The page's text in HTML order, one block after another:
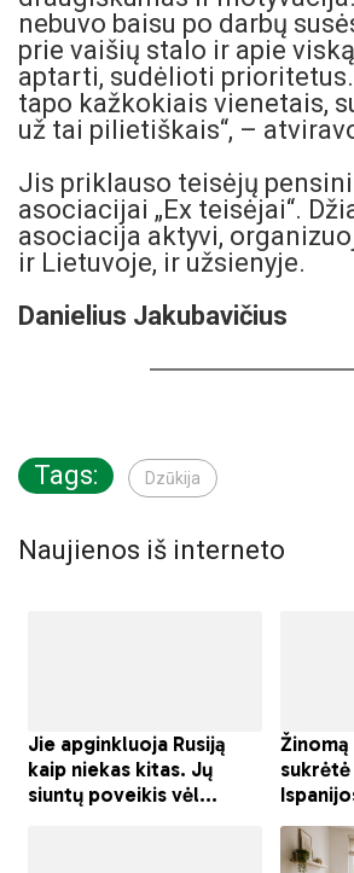
nebuvo baisu po darbų
prie vaišių stalo ir apie
aptarti, sudėlioti prioritetus.
tapo kažkokiais vienetais,
už tai pilietiškais“, –
Jis priklauso teisėjų
asociacijai „Ex teisėjai“.
asociacija aktyvi,
ir Lietuvoje, ir užsienyje.
Danielius Jakubavičius
Tags: Dzūkija
Naujienos iš interneto